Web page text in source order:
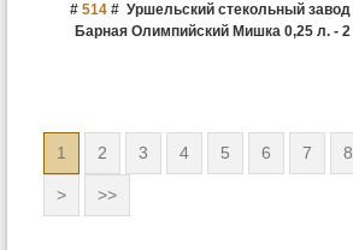
# 514 # Уршельский стекольный завод
Барная Олимпийский Мишка 0,25 л. - 2
1 2 3 4 5 6 7 8
> >>